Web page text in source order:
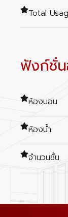
Total
ฟังก์ชั่
ห้องนอน
ห้องน้ำ
จำนวนชั้น